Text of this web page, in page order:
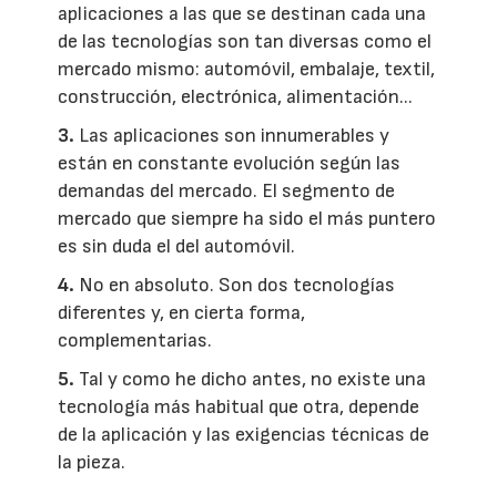
aplicaciones a las que se destinan cada una
de las tecnologías son tan diversas como el
mercado mismo: automóvil, embalaje, textil,
construcción, electrónica, alimentación...
3. Las aplicaciones son innumerables y
están en constante evolución según las
demandas del mercado. El segmento de
mercado que siempre ha sido el más puntero
es sin duda el del automóvil.
4. No en absoluto. Son dos tecnologías
diferentes y, en cierta forma,
complementarias.
5. Tal y como he dicho antes, no existe una
tecnología más habitual que otra, depende
de la aplicación y las exigencias técnicas de
la pieza.